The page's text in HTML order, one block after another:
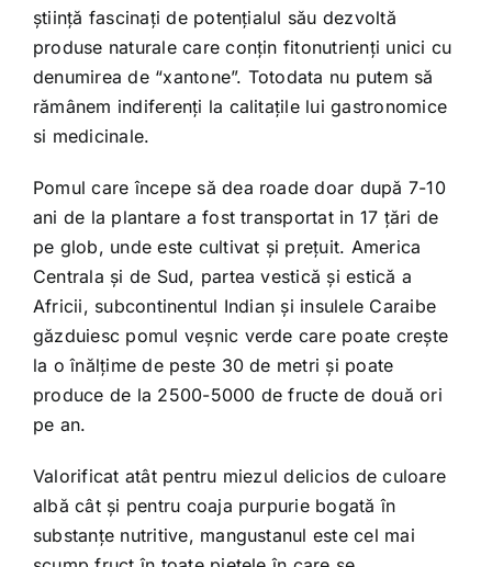
ştiinţă fascinaţi de potenţialul său dezvoltă
produse naturale care conţin fitonutrienţi unici cu
denumirea de “xantone”. Totodata nu putem să
rămânem indiferenţi la calitaţile lui gastronomice
si medicinale.
Pomul care începe să dea roade doar după 7-10
ani de la plantare a fost transportat in 17 ţări de
pe glob, unde este cultivat şi preţuit. America
Centrala şi de Sud, partea vestică şi estică a
Africii, subcontinentul Indian şi insulele Caraibe
găzduiesc pomul veşnic verde care poate creşte
la o înălţime de peste 30 de metri şi poate
produce de la 2500-5000 de fructe de două ori
pe an.
Valorificat atât pentru miezul delicios de culoare
albă cât şi pentru coaja purpurie bogată în
substanţe nutritive, mangustanul este cel mai